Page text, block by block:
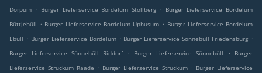
Dörpum
. Burger Lieferservice Bordelum Stollberg . Burger Lieferservice Bordelum
Büttjebüll . Burger Lieferservice Bordelum Uphusum . Burger Lieferservice Bordelum
Ebüll . Burger Lieferservice Bordelum . Burger Lieferservice Sönnebüll Friedensburg .
Burger Lieferservice Sönnebüll Riddorf
. Burger Lieferservice Sönnebüll .
Burger
Lieferservice Struckum Raade . Burger Lieferservice Struckum . Burger Lieferservice